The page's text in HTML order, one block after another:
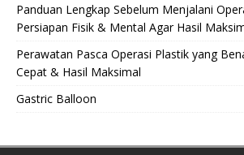
Panduan Lengkap Sebelum Menjalani
Persiapan Fisik & Mental Agar Hasil
Perawatan Pasca Operasi Plastik yang
Cepat & Hasil Maksimal
Gastric Balloon